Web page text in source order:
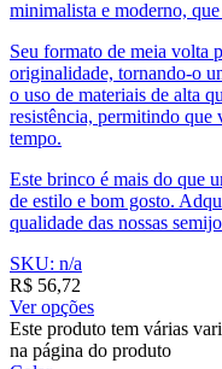
minimalista e moderno,
Seu formato de meia volta
originalidade, tornando-o
o uso de materiais de alta
resistência, permitindo que
tempo.
Este brinco é mais do que
de estilo e bom gosto.
qualidade das nossas
SKU: n/a
R$ 56,72
Ver opções
Este produto tem várias
na página do produto